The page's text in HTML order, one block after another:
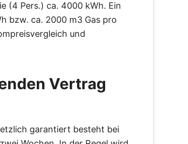
(4 Pers.) ca. 4000 kWh. Ein
bzw. ca. 2000 m3 Gas pro
und
Vertrag
garantiert besteht bei